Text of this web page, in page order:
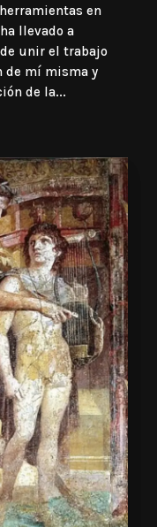
en
llevado a
unir el trabajo
de mí misma y
de la...